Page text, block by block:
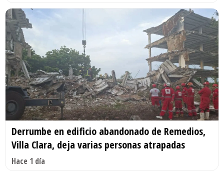
Derrumbe en edificio abandonado de Remedios,
Villa Clara, deja varias personas atrapadas
Hace 1 día